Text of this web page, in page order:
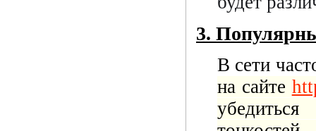
3.
В сети
на сайте